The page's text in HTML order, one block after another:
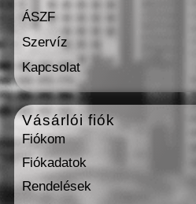
ÁSZF
Szervíz
Kapcsolat
Vásárlói fiók
Fiókom
Fiókadatok
Rendelések